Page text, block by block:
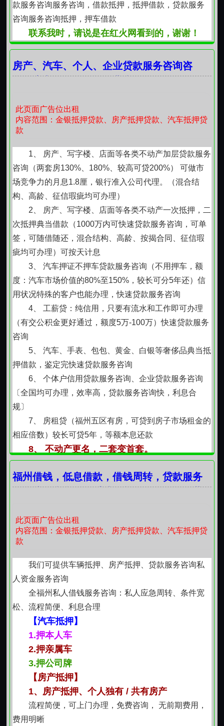
款服务咨询服务咨询，借款抵押，抵押借款，贷款服务
咨询服务咨询抵押，押车借款
联系我时，请说是在红火网看到的，谢谢！
房产、汽车、个人、企业贷款服务咨询咨
此页面广告位出租
内容范围：金银抵押贷款、房产抵押贷款、汽车抵押贷
款
1、 房产、写字楼、店面等各类不动产加层贷款服务
咨询（两套房130%、180%、较高可贷200%） 可做市
场竞争力的月息1.8厘，银行准入公司代理。（混合结
构、高龄、征信瑕疵均可办理）
2、 房产、写字楼、店面等各类不动产一次抵押，二
次抵押典当借款（1000万内可快速贷款服务咨询，可单
签，可随借随还，混合结构、高龄、按揭合同、征信瑕
疵均可办理）可按天计息
3、 汽车押证不押车贷款服务咨询（不用押车，额
度：汽车市场价值的80%至150%，较长可分5年还）信
用状况特殊的客户也能办理，快速贷款服务咨询
4、 工薪贷：纯信用，只要有流水和工作即可办理
（有交公积金更好通过，额度5万-100万）快速贷款服务
咨询
5、 汽车、手表、包包、黄金、白银等奢侈品典当抵
押借款，鉴定完快速贷款服务咨询
6、 个体户信用贷款服务咨询、企业贷款服务咨询
〔全国均可办理，效率高，贷款服务咨询快，利息合
规〕
7、 房租贷（福州五区有房，可贷到房子市场租金的
相应倍数）较长可贷5年，等额本息还款
8、 不动产更名，二套变首套。
9、 旅游贷（提供五区房产80平方和事业单位证
明）贷款服务咨询时效3至5天，利息合规，按月还息，
款服务咨询快）
联系我时，请说是在红火网看到的，谢谢！
福州借钱，低息借款，借钱周转，贷款服务
此页面广告位出租
内容范围：金银抵押贷款、房产抵押贷款、汽车抵押贷
款
我们可提供车辆抵押、房产抵押、贷款服务咨询私
人资金服务咨询
全福州私人借钱服务咨询：私人应急周转、条件宽
松、流程简便、利息合理
【汽车抵押】
1.押本人车
2.押亲属车
3.押公司牌
【房产抵押】
1、房产抵押、个人独有 / 共有房产
流程简便，可上门办理，免费咨询， 无前期费用，
费用明晰